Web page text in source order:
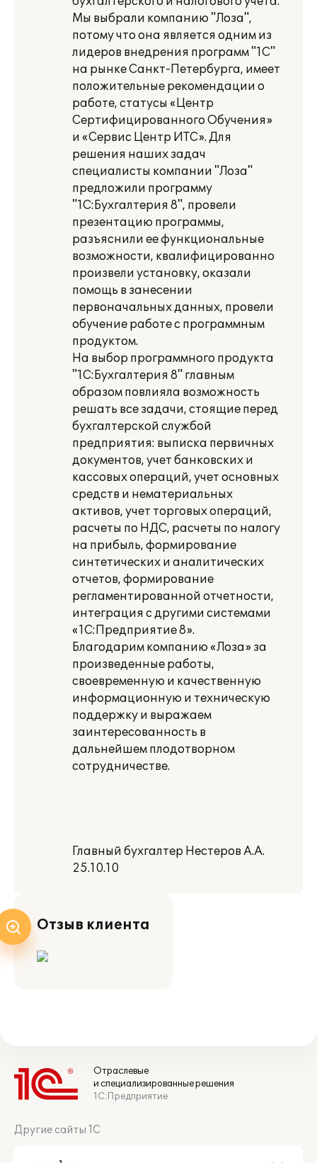
Мы выбрали компанию "Лоза",
потому что она является одним из
лидеров внедрения программ "1С"
на рынке Санкт-Петербурга, имеет
положительные рекомендации о
работе, статусы «Центр
Сертифицированного Обучения»
и «Сервис Центр ИТС». Для
решения наших задач
специалисты компании "Лоза"
предложили программу
"1С:Бухгалтерия 8", провели
презентацию программы,
разъяснили ее функциональные
возможности, квалифицированно
произвели установку, оказали
помощь в занесении
первоначальных данных, провели
обучение работе с программным
продуктом.
На выбор программного продукта
"1С:Бухгалтерия 8" главным
образом повлияла возможность
решать все задачи, стоящие перед
бухгалтерской службой
предприятия: выписка первичных
документов, учет банковских и
кассовых операций, учет основных
средств и нематериальных
активов, учет торговых операций,
расчеты по НДС, расчеты по налогу
на прибыль, формирование
синтетических и аналитических
отчетов, формирование
регламентированной отчетности,
интеграция с другими системами
«1С:Предприятие 8».
Благодарим компанию «Лоза» за
произведенные работы,
своевременную и качественную
информационную и техническую
поддержку и выражаем
заинтересованность в
дальнейшем плодотворном
сотрудничестве.
Главный бухгалтер Нестеров А.А.
25.10.10
Отзыв клиента
Отраслевые
и специализированные решения
1С:Предприятие
Другие сайты 1С